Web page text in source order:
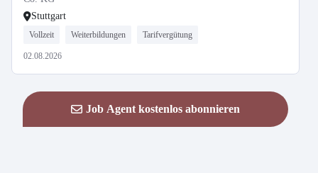
Stuttgart
Vollzeit Weiterbildungen Tarifvergütung
02.08.2026
Job Agent kostenlos abonnieren